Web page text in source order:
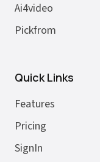
Ai4video
Pickfrom
Quick Links
Features
Pricing
SignIn